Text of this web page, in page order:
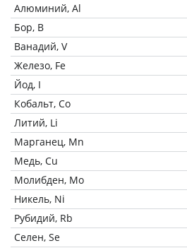
Алюминий, Al
Бор, B
Ванадий, V
Железо, Fe
Йод, I
Кобальт, Co
Литий, Li
Марганец, Mn
Медь, Cu
Молибден, Mo
Никель, Ni
Рубидий, Rb
Селен, Se